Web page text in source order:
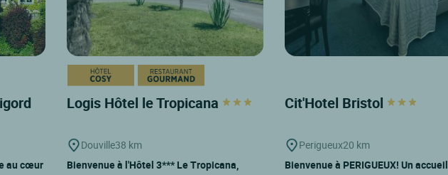
au cœur
Logis Hôtel le Tropicana
Douville38 km
Bienvenue à l'Hôtel 3*** Le Tropicana,
Cit'Hotel Bristol
Perigueux20 km
Bienvenue à PERIGUEUX! Un accueil